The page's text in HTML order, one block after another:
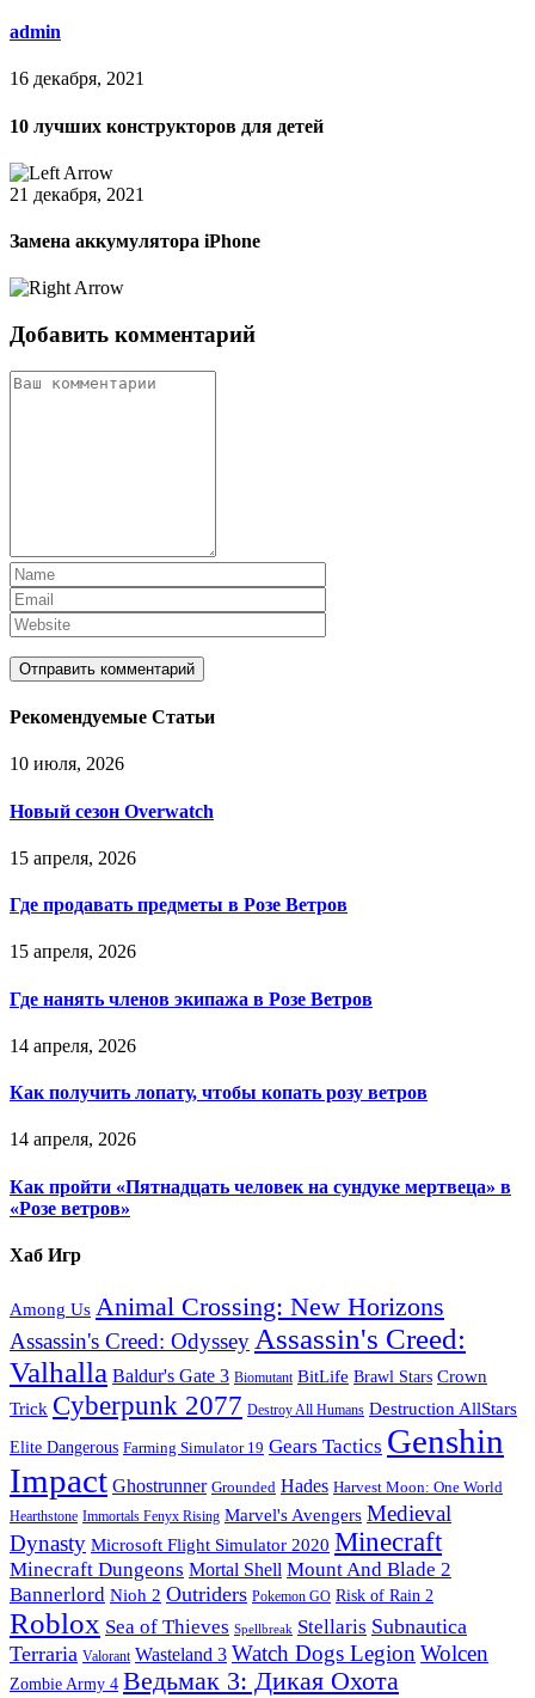
admin
16 декабря, 2021
10 лучших конструкторов для детей
21 декабря, 2021
Замена аккумулятора iPhone
Добавить комментарий
Рекомендуемые Статьи
10 июля, 2026
Новый сезон Overwatch
15 апреля, 2026
Где продавать предметы в Розе Ветров
15 апреля, 2026
Где нанять членов экипажа в Розе Ветров
14 апреля, 2026
Как получить лопату, чтобы копать розу ветров
14 апреля, 2026
Как пройти «Пятнадцать человек на сундуке мертвеца» в
«Розе ветров»
Хаб Игр
Among Us Animal Crossing: New Horizons
Assassin's Creed: Odyssey Assassin's Creed:
Valhalla Baldur's Gate 3 Biomutant BitLife Brawl Stars Crown
Trick Cyberpunk 2077 Destroy All Humans Destruction AllStars
Elite Dangerous Farming Simulator 19 Gears Tactics Genshin
Impact Ghostrunner Grounded Hades Harvest Moon: One World
Hearthstone Immortals Fenyx Rising Marvel's Avengers Medieval
Dynasty Microsoft Flight Simulator 2020 Minecraft
Minecraft Dungeons Mortal Shell Mount And Blade 2
Bannerlord Nioh 2 Outriders Pokemon GO Risk of Rain 2
Roblox Sea of ​​Thieves Spellbreak Stellaris Subnautica
Terraria Valorant Wasteland 3 Watch Dogs LegionWolcen
Zombie Army 4 Ведьмак 3: Дикая Охота